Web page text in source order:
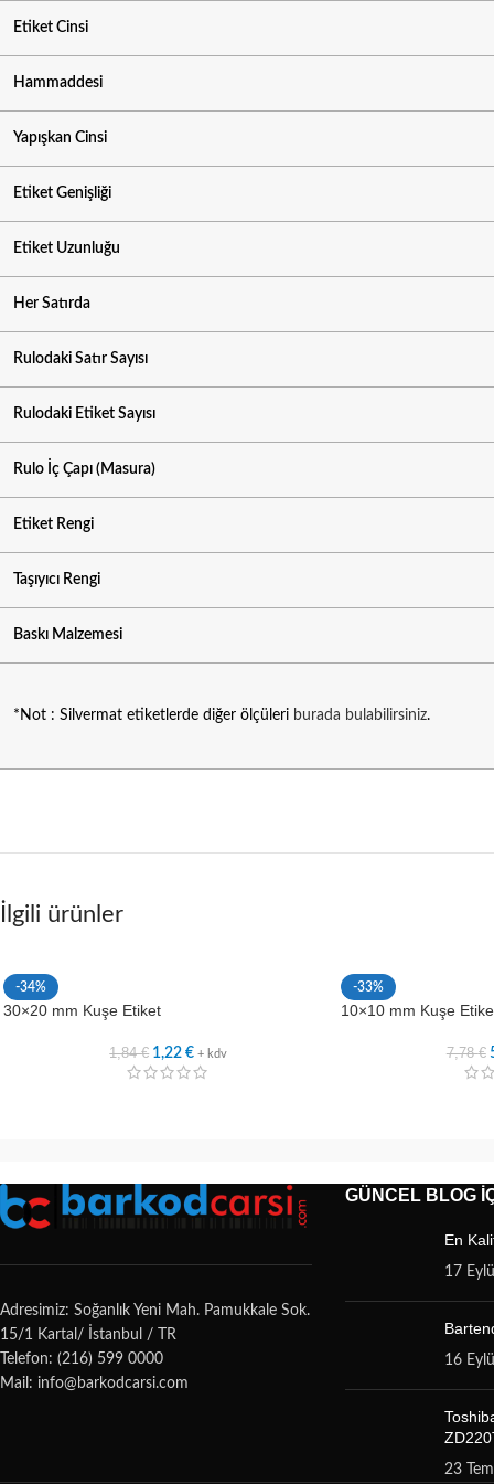
Etiket Cinsi
Hammaddesi
Yapışkan Cinsi
Etiket Genişliği
Etiket Uzunluğu
Her Satırda
Rulodaki Satır Sayısı
Rulodaki Etiket Sayısı
Rulo İç Çapı (Masura)
Etiket Rengi
Taşıyıcı Rengi
Baskı Malzemesi
*Not : Silvermat etiketlerde diğer ölçüleri burada bulabilirsiniz.
İlgili ürünler
-34%
30×20 mm Kuşe Etiket
1,84€ 1,22€ + kdv
-33%
10×10 mm Kuşe
7,78€
Adresimiz: Soğanlık Yeni Mah. Pamukkale Sok.
15/1 Kartal/ İstanbul / TR
Telefon: (216) 599 0000
Mail: info@barkodcarsi.com
GÜNCEL BLOG
En
17
16
23